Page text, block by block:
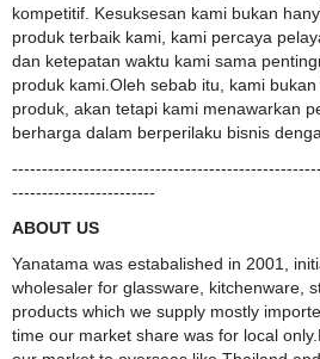
kompetitif. Kesuksesan kami bukan
produk terbaik kami, kami percaya
dan ketepatan waktu kami sama
produk kami.Oleh sebab itu, kami
produk, akan tetapi kami menawarkan
berharga dalam berperilaku bisnis
------------------------
ABOUT US
Yanatama was estabalished in 2001,
wholesaler for glassware, kitchenware,
products which we supply mostly
time our market share was for local